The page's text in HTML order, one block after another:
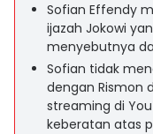
Sofian Effendy
ijazah Jokowi
menyebutnya
Sofian tidak
dengan Rismon
streaming di
keberatan atas